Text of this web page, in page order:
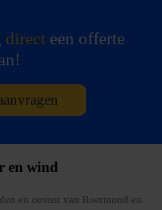
directeen offerte
en wind
en oosten van Roermond en